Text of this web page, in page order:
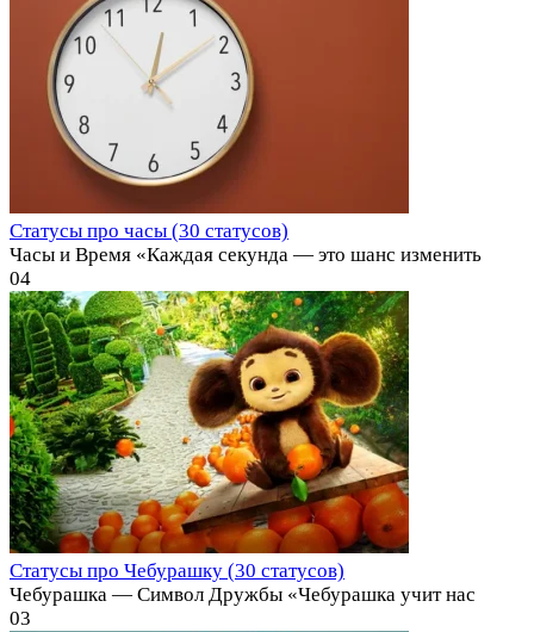
Статусы про часы (30 статусов)
Часы и Время «Каждая секунда — это шанс изменить
04
Статусы про Чебурашку (30 статусов)
Чебурашка — Символ Дружбы «Чебурашка учит нас
03